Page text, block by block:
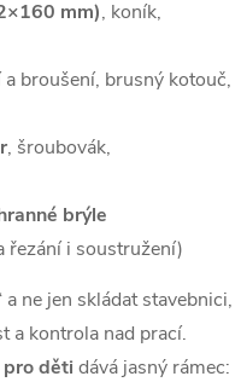
mm), koník,
broušení, brusný kotouč,
, šroubovák,
brýle
řezání i soustružení)
ne jen skládat stavebnici,
a kontrola nad prací.
děti dává jasný rámec: